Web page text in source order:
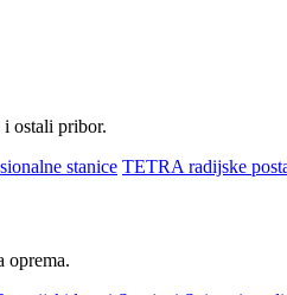
ostali pribor.
stanice TETRA radijske
oprema.